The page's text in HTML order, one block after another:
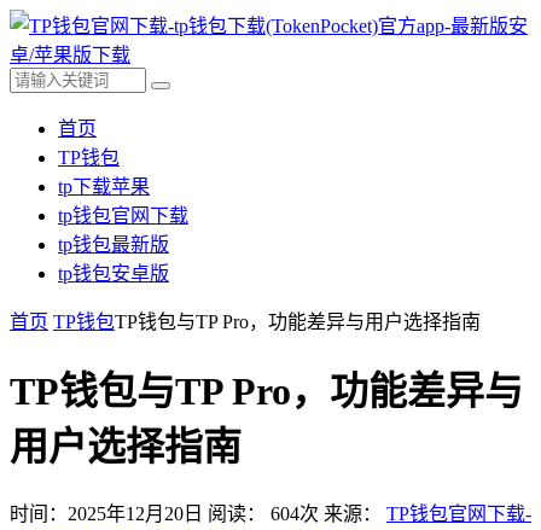
首页
TP钱包
tp下载苹果
tp钱包官网下载
tp钱包最新版
tp钱包安卓版
首页 TP钱包TP钱包与TP Pro，功能差异与用户选择指南
TP钱包与TP Pro，功能差异与
用户选择指南
时间：2025年12月20日 阅读： 604次 来源： TP钱包官网下载-